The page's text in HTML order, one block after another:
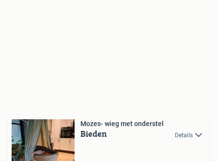
Mozes- wieg met onderstel
Bieden Details